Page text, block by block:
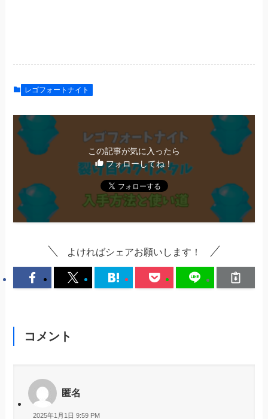
レゴフォートナイト
この記事が気に入ったら
フォローしてね！
よければシェアお願いします！
コメント
匿名
2025年1月1日 9:59 PM